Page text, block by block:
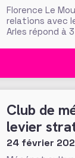
Florence Le
relations avec
Arles répond à
fidélisation.
rejoint
Club de
levier
24 février